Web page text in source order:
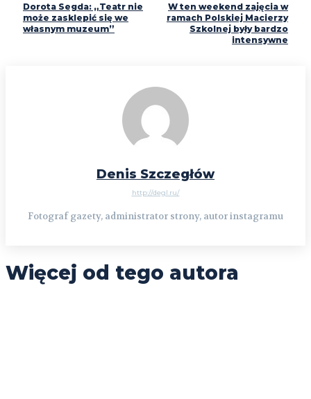
Dorota Segda: „Teatr nie
może zasklepić się we
własnym muzeum”
W ten weekend zajęcia w
ramach Polskiej Macierzy
Szkolnej były bardzo
intensywne
Denis Szczegłów
http://degl.ru/
Fotograf gazety, administrator strony, autor instagramu
Więcej od tego autora